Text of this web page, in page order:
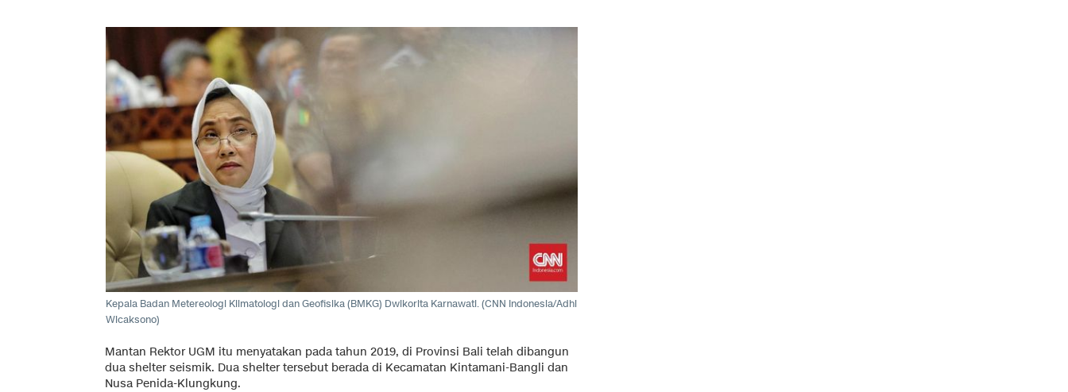
Kepala Badan Metereologi Klimatologi dan Geofisika (BMKG) Dwikorita Karnawati. (CNN Indonesia/Adhi
Wicaksono)
Mantan Rektor UGM itu menyatakan pada tahun 2019, di Provinsi Bali telah dibangun
dua shelter seismik. Dua shelter tersebut berada di Kecamatan Kintamani-Bangli dan
Nusa Penida-Klungkung.